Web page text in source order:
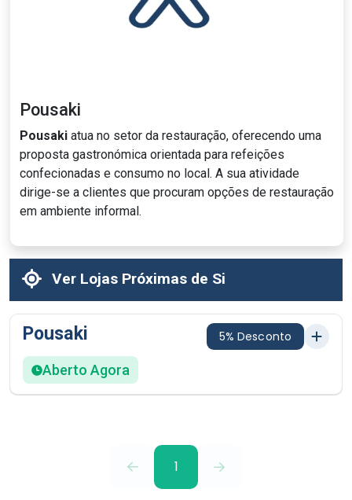
Pousaki
Pousaki atua no setor da restauração, oferecendo uma
proposta gastronómica orientada para refeições
confecionadas e consumo no local. A sua atividade
dirige-se a clientes que procuram opções de restauração
em ambiente informal.
Ver Lojas Próximas de Si
Pousaki 5% Desconto
Aberto Agora
1